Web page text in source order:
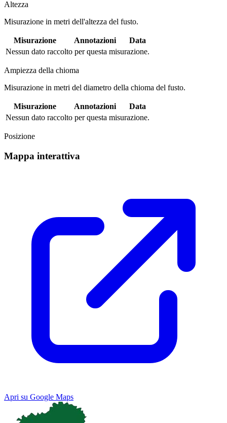
Altezza
Misurazione in metri dell'altezza del fusto.
Misurazione Annotazioni
Data
Nessun dato raccolto per questa misurazione.
Ampiezza della chioma
Misurazione in metri del diametro della chioma del fusto.
Misurazione Annotazioni
Data
Nessun dato raccolto per questa misurazione.
Posizione
Mappa interattiva
Apri su Google Maps
Map Satellite
Keyboard shortcuts